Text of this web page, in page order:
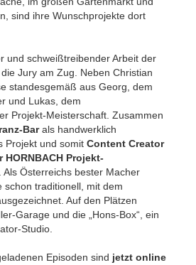
sind ihre Wunschprojekte dort
und schweißtreibender Arbeit der
Jury am Zug. Neben Christian
standesgemäß aus Georg, dem
und Lukas, dem
Projekt-Meisterschaft. Zusammen
Barals handwerklich
Projekt und somit Content Creator
HORNBACH Projekt-
. Als Österreichs bester Macher
schon traditionell, mit dem
Auf den Plätzen
Garage und die „Hons-Box“, ein
Studio.
Episoden sind jetzt online